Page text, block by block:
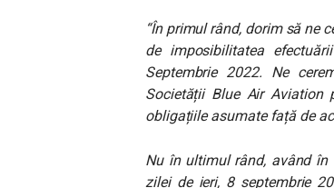
“În primul rând, dorim să ne
de imposibilitatea
Septembrie 2022. Ne
Societății Blue Air
obligațiile asumate față de
Nu în ultimul rând, având în
zilei de ieri, 8 septembrie